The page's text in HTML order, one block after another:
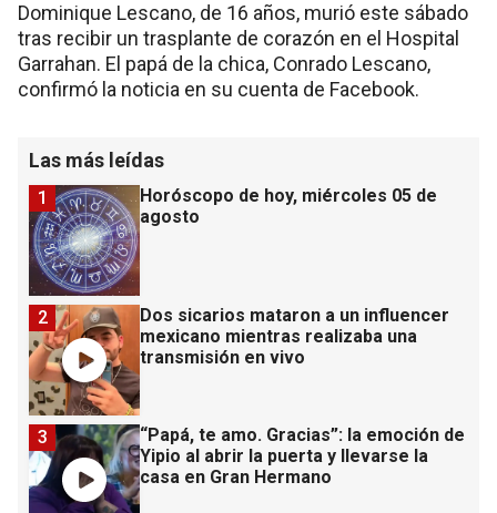
Dominique Lescano, de 16 años, murió este sábado
tras recibir un trasplante de corazón en el Hospital
Garrahan. El papá de la chica, Conrado Lescano,
confirmó la noticia en su cuenta de Facebook.
Las más leídas
Horóscopo de hoy, miércoles 05 de
agosto
1
Dos sicarios mataron a un influencer
mexicano mientras realizaba una
transmisión en vivo
2
“Papá, te amo. Gracias”: la emoción de
Yipio al abrir la puerta y llevarse la
casa en Gran Hermano
3